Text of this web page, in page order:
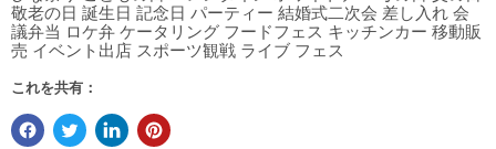
敬老の日 誕生日 記念日 パーティー 結婚式二次会 差し入れ 会
議弁当 ロケ弁 ケータリング フードフェス キッチンカー 移動販
売 イベント出店 スポーツ観戦 ライブ フェス
これを共有：